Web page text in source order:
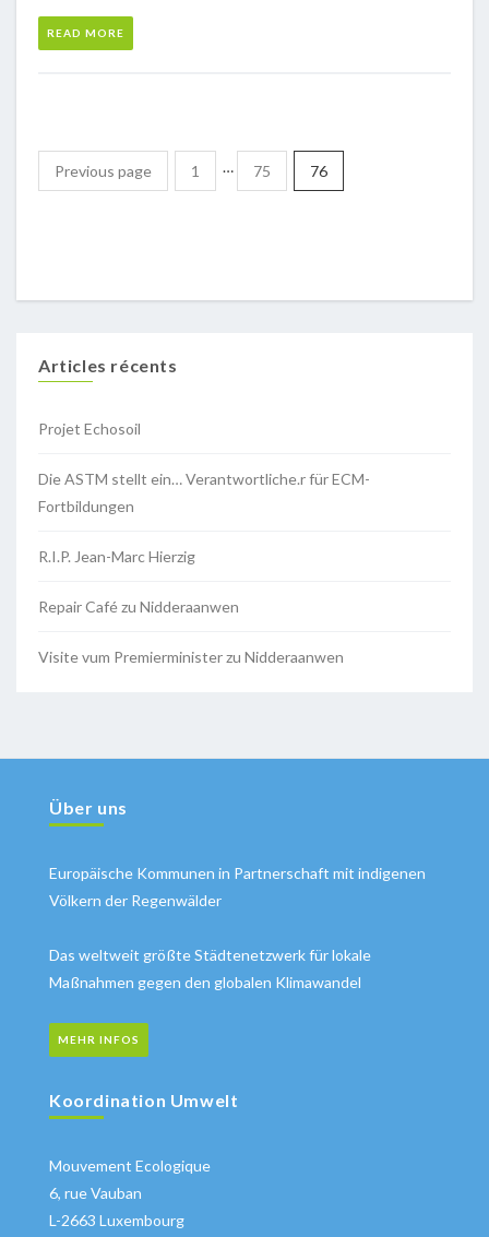
READ MORE
Previous page 1 … 75 76
Articles récents
Projet Echosoil
Die ASTM stellt ein… Verantwortliche.r für ECM-
Fortbildungen
R.I.P. Jean-Marc Hierzig
Repair Café zu Nidderaanwen
Visite vum Premierminister zu Nidderaanwen
Über uns
Europäische Kommunen in Partnerschaft mit indigenen
Völkern der Regenwälder
Das weltweit größte Städtenetzwerk für lokale
Maßnahmen gegen den globalen Klimawandel
MEHR INFOS
Koordination Umwelt
Mouvement Ecologique
6, rue Vauban
L-2663 Luxembourg